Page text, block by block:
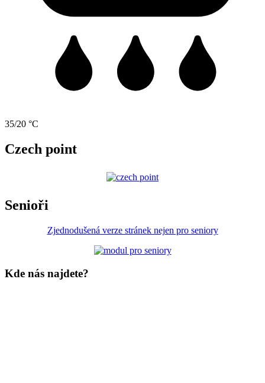
35/20 °C
Czech point
Senioři
Zjednodušená verze stránek nejen pro seniory
Kde nás najdete?